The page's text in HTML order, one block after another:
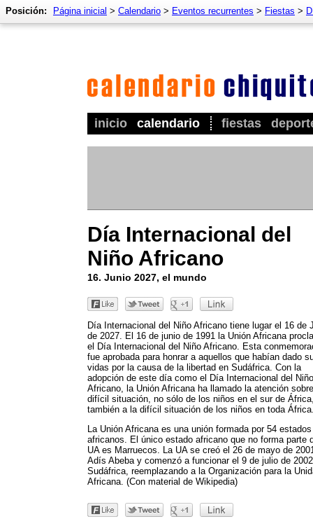
inicio calendario fiestas
Posición: Página inicial > Calendario > Eventos recurrentes > Fiestas >
Día Internacional del
Niño Africano
16. Junio 2027, el mundo
Día Internacional del Niño Africano tiene lugar el 16 de
de 2027. El 16 de junio de 1991 la Unión Africana
el Día Internacional del Niño Africano. Esta
fue aprobada para honrar a aquellos que habían dado
vidas por la causa de la libertad en Sudáfrica. Con la
adopción de este día como el Día Internacional del Niño
Africano, la Unión Africana ha llamado la atención
difícil situación, no sólo de los niños en el sur de
también a la difícil situación de los niños en toda
La Unión Africana es una unión formada por 54 estados
africanos. El único estado africano que no forma parte
UA es Marruecos. La UA se creó el 26 de mayo de
Adís Abeba y comenzó a funcionar el 9 de julio de
Sudáfrica, reemplazando a la Organización para la
Africana. (Con material de Wikipedia)